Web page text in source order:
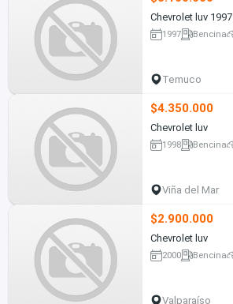
Chevrolet luv 1997
1997 Bencina
Temuco
$4.350.000
Chevrolet luv
1998 Bencina
Viña del Mar
$2.900.000
Chevrolet luv
2000 Bencina
Valparaíso